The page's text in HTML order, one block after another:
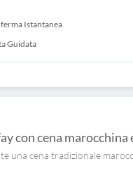
Istantanea
Guidata
con cena marocchina
una cena tradizionale